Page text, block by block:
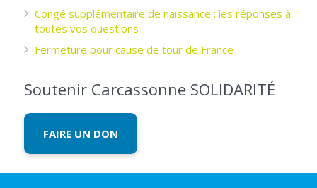
Congé supplémentaire de naissance : les réponses à
toutes vos questions
Fermeture pour cause de tour de France
Soutenir Carcassonne SOLIDARITÉ
FAIRE UN DON